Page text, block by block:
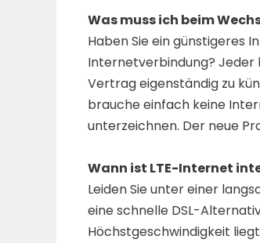
Was muss ich beim
Haben Sie ein günstigeres
Internetverbindung? Jeder
Vertrag eigenständig zu
brauche einfach keine
unterzeichnen. Der neue
Wann ist LTE-Internet
Leiden Sie unter einer
eine schnelle DSL-
Höchstgeschwindigkeit